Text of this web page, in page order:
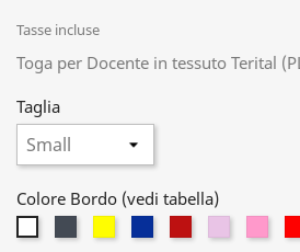
Tasse incluse
Toga per Docente in tessuto Terital
Taglia
Colore Bordo (vedi tabella)